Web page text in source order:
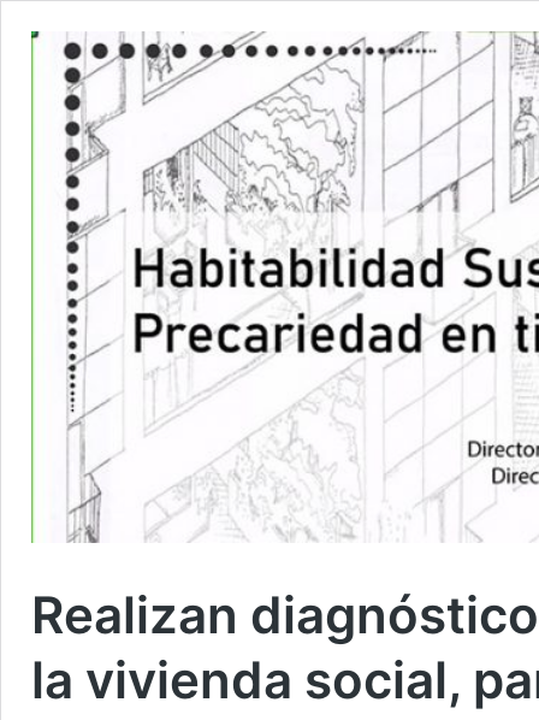
Realizan
la vivienda social,